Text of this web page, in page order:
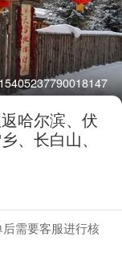
哈尔滨、伏
、长白山、
需要客服进行核